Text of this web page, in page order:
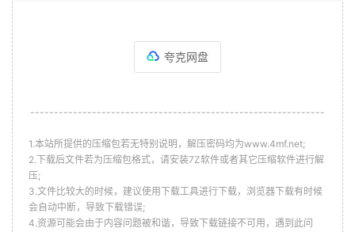
夸克网盘
--------------------------------------------------------------
1.本站所提供的压缩包若无特别说明，解压密码均为www.4mf.net;
2.下载后文件若为压缩包格式，请安装7Z软件或者其它压缩软件进行解
压;
3.文件比较大的时候，建议使用下载工具进行下载，浏览器下载有时候
会自动中断，导致下载错误;
4.资源可能会由于内容问题被和谐，导致下载链接不可用，遇到此问